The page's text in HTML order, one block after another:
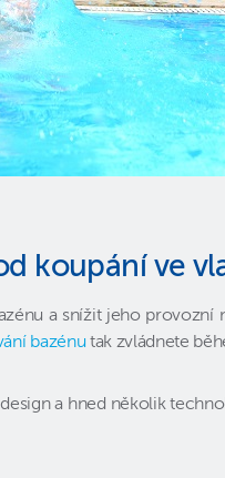
koupání ve
a snížit jeho provozní
bazénu tak zvládnete
a hned několik